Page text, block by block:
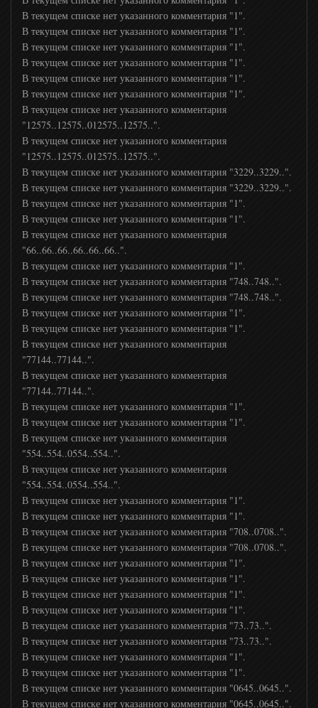
В текущем списке нет указанного комментария "1".
В текущем списке нет указанного комментария "1".
В текущем списке нет указанного комментария "1".
В текущем списке нет указанного комментария "1".
В текущем списке нет указанного комментария "1".
В текущем списке нет указанного комментария "1".
В текущем списке нет указанного комментария
"12575..12575..012575..12575..".
В текущем списке нет указанного комментария
"12575..12575..012575..12575..".
В текущем списке нет указанного комментария "3229..3229..".
В текущем списке нет указанного комментария "3229..3229..".
В текущем списке нет указанного комментария "1".
В текущем списке нет указанного комментария "1".
В текущем списке нет указанного комментария
"66..66..66..66..66..66..".
В текущем списке нет указанного комментария "1".
В текущем списке нет указанного комментария "748..748..".
В текущем списке нет указанного комментария "748..748..".
В текущем списке нет указанного комментария "1".
В текущем списке нет указанного комментария "1".
В текущем списке нет указанного комментария
"77144..77144..".
В текущем списке нет указанного комментария
"77144..77144..".
В текущем списке нет указанного комментария "1".
В текущем списке нет указанного комментария "1".
В текущем списке нет указанного комментария
"554..554..0554..554..".
В текущем списке нет указанного комментария
"554..554..0554..554..".
В текущем списке нет указанного комментария "1".
В текущем списке нет указанного комментария "1".
В текущем списке нет указанного комментария "708..0708..".
В текущем списке нет указанного комментария "708..0708..".
В текущем списке нет указанного комментария "1".
В текущем списке нет указанного комментария "1".
В текущем списке нет указанного комментария "1".
В текущем списке нет указанного комментария "1".
В текущем списке нет указанного комментария "73..73..".
В текущем списке нет указанного комментария "73..73..".
В текущем списке нет указанного комментария "1".
В текущем списке нет указанного комментария "1".
В текущем списке нет указанного комментария "0645..0645..".
В текущем списке нет указанного комментария "0645..0645..".